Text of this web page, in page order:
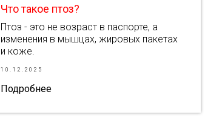
Что такое птоз?
Птоз - это не возраст в паспорте, а
изменения в мышцах, жировых пакетах
и коже.
10.12.2025
Подробнее